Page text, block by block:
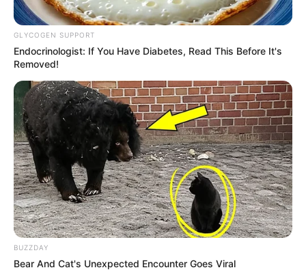
GLYCOGEN SUPPORT
Endocrinologist: If You Have Diabetes, Read This Before It's
Removed!
BUZZDAY
Bear And Cat's Unexpected Encounter Goes Viral